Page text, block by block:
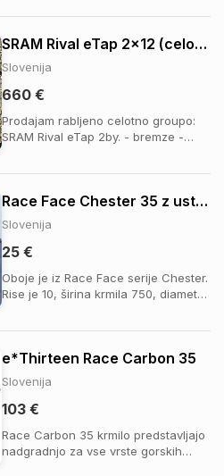
amoniaka in lateksa je neškodljiva za
obroče in plašče, ne zmrzne do –15
°C in je ...
SRAM Rival eTap 2x12 (celotna groupa)
Slovenija
660 €
Prodajam rabljeno celotno groupo:
SRAM Rival eTap 2by. - bremze -
Race Face Chester 35 z ustreznim nosilcem
Slovenija
25 €
Oboje je iz Race Face serije Chester.
Rise je 10, širina krmila 750, diameter
e*Thirteen Race Carbon 35
Slovenija
103 €
Race Carbon 35 krmilo predstavljajo
nadgradnjo za vse vrste gorskih